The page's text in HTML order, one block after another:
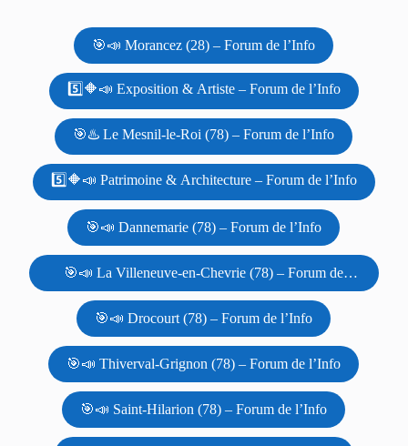
🎯📣 Morancez (28) – Forum de l’Info
5️⃣🔶📣 Exposition & Artiste – Forum de l’Info
🎯♨️ Le Mesnil-le-Roi (78) – Forum de l’Info
5️⃣🔶📣 Patrimoine & Architecture – Forum de l’Info
🎯📣 Dannemarie (78) – Forum de l’Info
🎯📣 La Villeneuve-en-Chevrie (78) – Forum de
l’Info
🎯📣 Drocourt (78) – Forum de l’Info
🎯📣 Thiverval-Grignon (78) – Forum de l’Info
🎯📣 Saint-Hilarion (78) – Forum de l’Info